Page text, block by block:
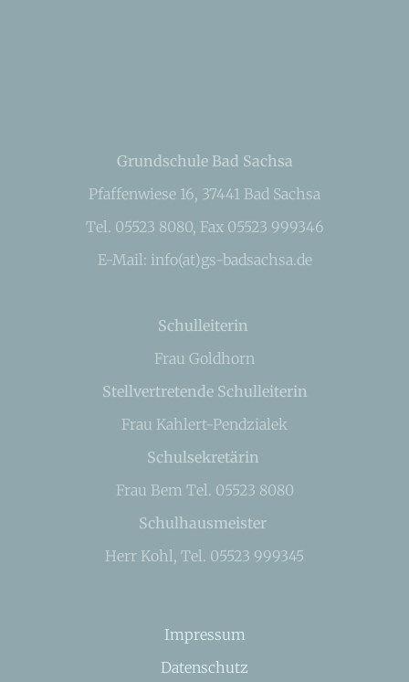
Grundschule Bad Sachsa
Pfaffenwiese 16, 37441 Bad Sachsa
Tel. 05523 8080, Fax 05523 999346
E-Mail: info(at)gs-badsachsa.de
Schulleiterin
Frau Goldhorn
Stellvertretende Schulleiterin
Frau Kahlert-Pendzialek
Schulsekretärin
Frau Bem Tel. 05523 8080
Schulhausmeister
Herr Kohl, Tel. 05523 999345
Impressum
Datenschutz